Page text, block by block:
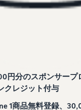
円分のスポンサープ
クレジット付与
1商品無料登録、